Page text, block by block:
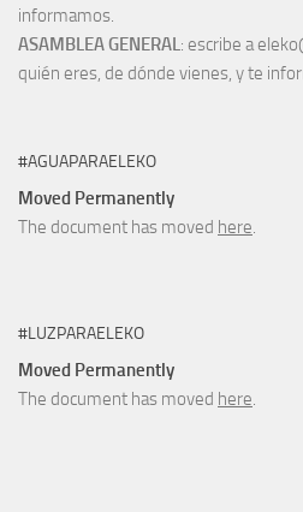
informamos.
ASAMBLEA GENERAL: escribe a
quién eres, de dónde vienes, y te
#AGUAPARAELEKO
Moved Permanently
The document has moved here.
#LUZPARAELEKO
Moved Permanently
The document has moved here.